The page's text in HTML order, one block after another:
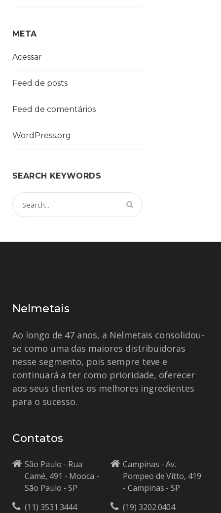
META
Acessar
Feed de posts
Feed de comentários
WordPress.org
SEARCH KEYWORDS
Nelmetais
Ao longo de 47 anos, a Nelmetais consolidou-
se como uma das maiores distribuidoras
nesse segmento, pois sempre teve e
continuará a ter como prioridade, oferecer
aos seus clientes os melhores ingredientes
para o sucesso.
Contatos
São Paulo - Rua
Camé, 491 - Mooca -
São Paulo - SP
(11) 3531.3444
Campinas - Av.
Pompeo de Vitto, 419
- Campinas - SP
(19) 3202.0404